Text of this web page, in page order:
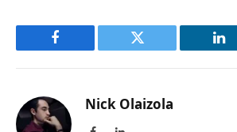
Facebook Twitter
Nick Olaizola